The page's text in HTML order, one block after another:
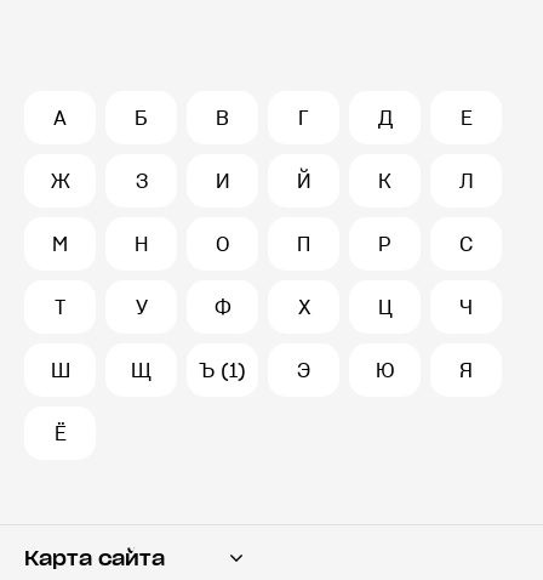
А Б В Г Д Е
Ж З И Й К Л
М Н О П Р С
Т У Ф Х Ц Ч
Ш Щ Ъ (1) Э Ю Я
Ё
Карта сайта